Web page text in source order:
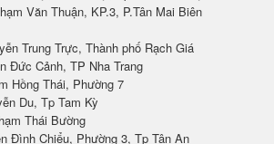
Văn Thuận, KP.3, P.Tân Mai Biên
Trung Trực, Thành phố Rạch Giá
Đức Cảnh, TP Nha Trang
Hồng Thái, Phường 7
Du, Tp Tam Kỳ
Thái Bường
Đình Chiểu, Phường 3, Tp Tân An